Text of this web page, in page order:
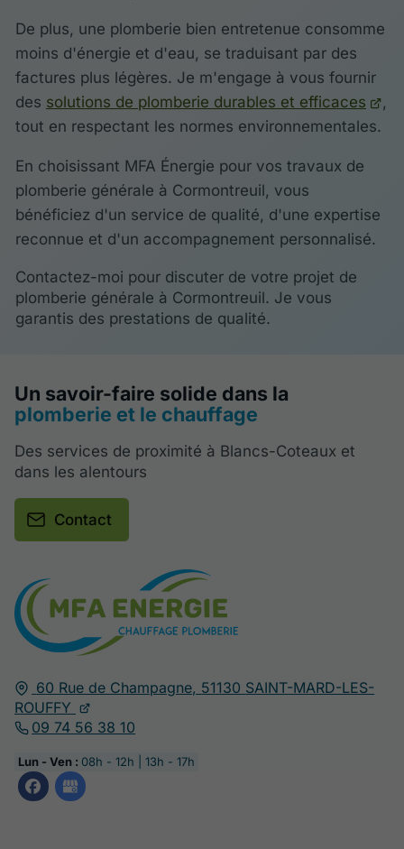
De plus, une plomberie bien entretenue consomme
moins d'énergie et d'eau, se traduisant par des
factures plus légères. Je m'engage à vous fournir
des solutions de plomberie durables et efficaces
,
tout en respectant les normes environnementales.
En choisissant MFA Énergie pour vos travaux de
plomberie générale à Cormontreuil, vous
bénéficiez d'un service de qualité, d'une expertise
reconnue et d'un accompagnement personnalisé.
Contactez-moi pour discuter de votre projet de
plomberie générale à Cormontreuil. Je vous
garantis des prestations de qualité.
60 Rue de Champagne, 51130 SAINT-MARD-LES-
ROUFFY
09 74 56 38 10
Lun - Ven : 08h - 12h | 13h - 17h
Un savoir-faire solide dans la
plomberie et le chauffage
Des services de proximité à Blancs-Coteaux et
dans les alentours
Contact